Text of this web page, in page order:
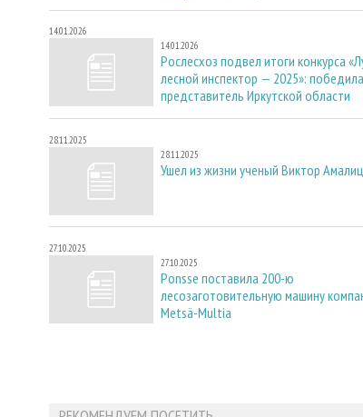
14.01.2026
14.01.2026
Рослесхоз подвел итоги конкурса
лесной инспектор — 2025»: победила
представитель Иркутской области
28.11.2025
28.11.2025
Ушел из жизни ученый Виктор
27.10.2025
27.10.2025
Ponsse поставила 200-ю
лесозаготовительную машину
Metsä-Multia